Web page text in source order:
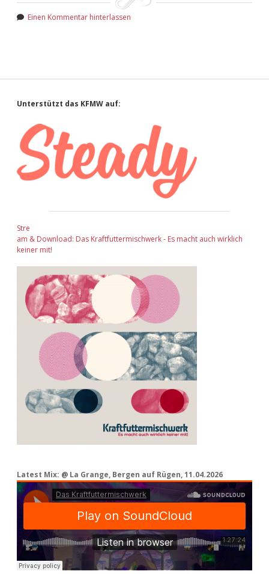
Einen Kommentar hinterlassen
Sidebar
Unterstützt das KFMW auf:
Stre
am & Download: Das Kraftfuttermischwerk - Es macht auch wirklich
keiner mit!
Latest Mix: @ La Grange, Bergen auf Rügen, 11.04.2026